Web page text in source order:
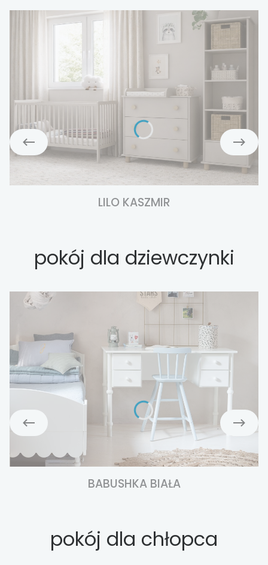
LILO KASZMIR
pokój dla dziewczynki
BABUSHKA BIAŁA
pokój dla chłopca